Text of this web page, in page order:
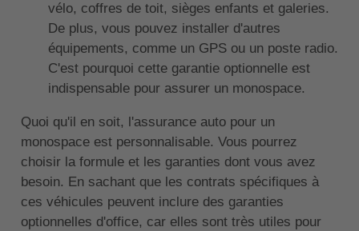
vélo, coffres de toit, sièges enfants et galeries.
De plus, vous pouvez installer d'autres
équipements, comme un GPS ou un poste radio.
C'est pourquoi cette garantie optionnelle est
indispensable pour assurer un monospace.
Quoi qu'il en soit, l'assurance auto pour un
monospace est personnalisable. Vous pourrez
choisir la formule et les garanties dont vous avez
besoin. En sachant que les contrats spécifiques à
ces véhicules peuvent inclure des garanties
optionnelles d'office, car elles sont très utiles pour